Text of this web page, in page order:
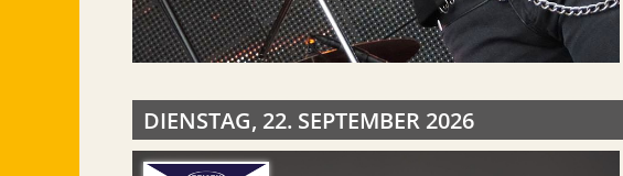
DIENSTAG, 22. SEPTEMBER 2026